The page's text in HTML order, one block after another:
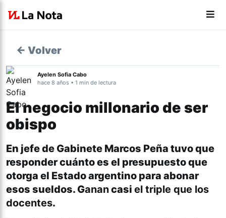
← Volver
Ayelen Sofia Cabo
hace 8 años • 1 min de lectura
El negocio millonario de ser
obispo
En jefe de Gabinete Marcos Peña tuvo que
responder cuánto es el presupuesto que
otorga el Estado argentino para abonar
esos sueldos. Ganancasi el triple que los
docentes.